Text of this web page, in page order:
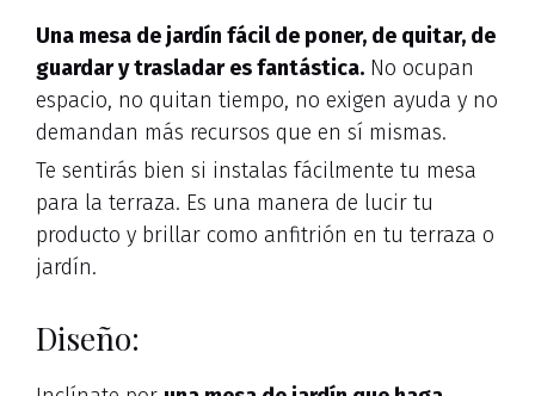
Una mesa de jardín fácil de poner, de quitar, de
guardar y trasladar es fantástica. No ocupan
espacio, no quitan tiempo, no exigen ayuda y no
demandan más recursos que en sí mismas.
Te sentirás bien si instalas fácilmente tu mesa
para la terraza. Es una manera de lucir tu
producto y brillar como anfitrión en tu terraza o
jardín.
Diseño: